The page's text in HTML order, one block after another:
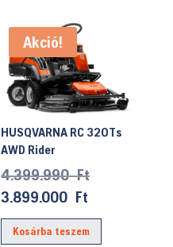
Akció!
HUSQVARNA RC 320Ts
AWD Rider
4.399.990FtOriginal
was:
4.399.990
3.899.000 Ft
price
is:
Kosárba teszem